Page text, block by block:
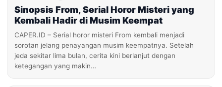
Sinopsis From, Serial Horor Misteri yang
Kembali Hadir di Musim Keempat
CAPER.ID – Serial horor misteri From kembali menjadi
sorotan jelang penayangan musim keempatnya. Setelah
jeda sekitar lima bulan, cerita kini berlanjut dengan
ketegangan yang makin…